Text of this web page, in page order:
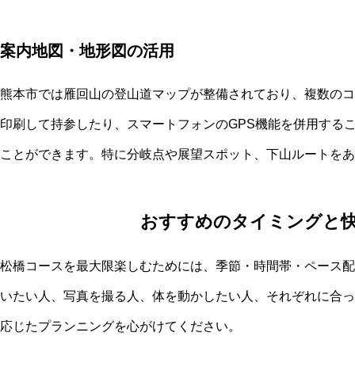
案内地図・地形図の活用
熊本市では雁回山の登山道マップが整備されており、複数の
印刷して持参したり、スマートフォンのGPS機能を併用する
ことができます。特に分岐点や展望スポット、下山ルートを
おすすめのタイミングと
松橋コースを最大限楽しむためには、季節・時間帯・ペース
いたい人、写真を撮る人、体を動かしたい人、それぞれに合
応じたプランニングを心がけてください。